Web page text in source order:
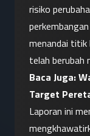
risiko
menandai titik
telah berubah
Baca Juga:
Target
Laporan ini